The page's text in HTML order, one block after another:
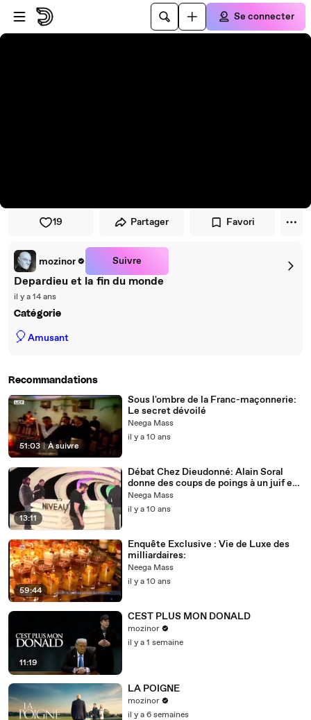
Passer au player
Passer au contenu principal
Se connecter
19 Partager Favori
mozinor Suivre
Depardieu et la fin du monde
il y a 14 ans
Catégorie
🎈Amusant
Recommandations
51:03 | À suivre
Sous l'ombre de la Franc-maçonnerie:
Le secret dévoilé
Neega Mass
il y a 10 ans
13:11
Débat Chez Dieudonné: Alain Soral
donne des coups de poings à un juif en
direct
Neega Mass
il y a 10 ans
59:44
Enquête Exclusive : Vie de Luxe des
milliardaires:
Neega Mass
il y a 10 ans
11:19
CEST PLUS MON DONALD
mozinor
il y a 1 semaine
LA POIGNE
mozinor
il y a 6 semaines